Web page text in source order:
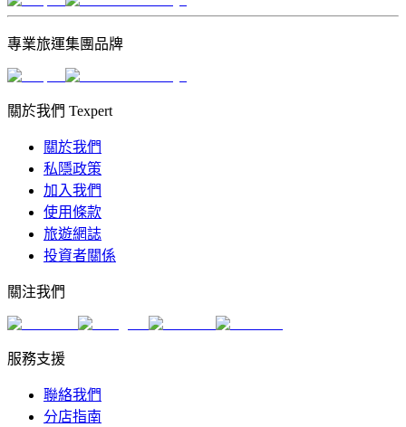
專業旅運集團品牌
關於我們 Texpert
關於我們
私隱政策
加入我們
使用條款
旅遊網誌
投資者關係
關注我們
服務支援
聯絡我們
分店指南